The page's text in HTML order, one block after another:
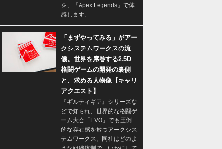
を、『Apex Legends』で体
感します。
「まずやってみる」がアー
クシステムワークスの流
儀。世界を席巻する2.5D
格闘ゲームの開発の裏側
と、求める人物像【キャリ
アクエスト】
『ギルティギア』シリーズな
どで知られ、世界的な格闘ゲ
ーム大会「EVO」でも圧倒
的な存在感を放つアークシス
テムワークス。同社はどのよ